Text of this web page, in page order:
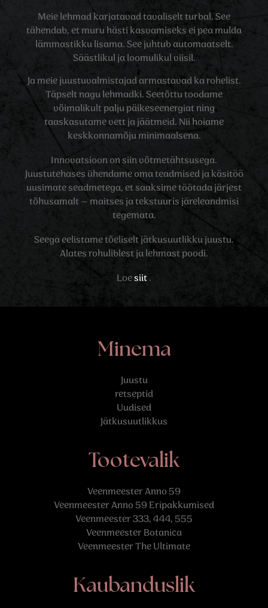
Meie lehmad karjatavad tavaliselt turbal. See
tähendab, et muru hästi kasvamiseks ei pea mulda
lämmastikku lisama. See juhtub automaatselt.
Säästlikul ja loomulikul viisil.
Ja meie juustuvalmistajad armastavad ka rohelist.
Täpselt nagu lehmadki. Seetõttu toodame
võimalikult palju päikeseenergiat ning
taaskasutame vett ja jäätmeid. Nii hoiame
keskkonnamõju minimaalsena.
Innovatsioon on siin võtmetähtsusega.
Juustutehases ühendame oma teadmised ja käsitöö
uusimate seadmetega, et saaksime töötada järjest
tõhusamalt – maitses ja tekstuuris järeleandmisi
tegemata.
Seega eelistame tõeliselt jätkusuutlikku juustu.
Alates rohuliblest ja lehmast poodi.
Loesiit.
Minema
Juustu
retseptid
Uudised
Jätkusuutlikkus
Tootevalik
Veenmeester Anno 59
Veenmeester Anno 59 Eripakkumised
Veenmeester 333, 444, 555
Veenmeester Botanica
Veenmeester The Ultimate
Kaubanduslik